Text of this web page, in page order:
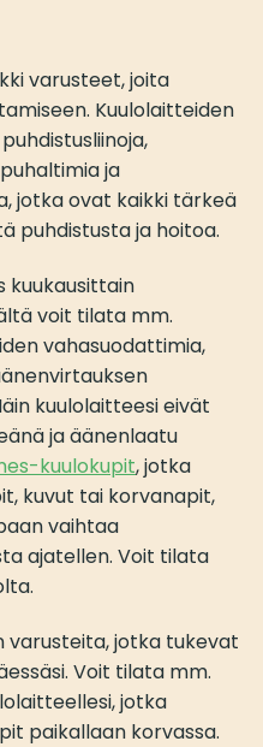
varusteet, joita
Kuulolaitteiden
ja
jotka ovat kaikki tärkeä
puhdistusta ja hoitoa.
kuukausittain
voit tilata mm.
vahasuodattimia,
kuulolaitteesi eivät
ja äänenlaatu
kuulokupit, jotka
kuvut tai korvanapit,
vaihtaa
ajatellen. Voit tilata
varusteita, jotka tukevat
Voit tilata mm.
jotka
paikallaan korvassa.